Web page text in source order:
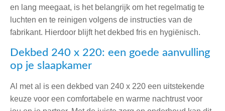
en lang meegaat, is het belangrijk om het regelmatig te
luchten en te reinigen volgens de instructies van de
fabrikant. Hierdoor blijft het dekbed fris en hygiënisch.
Dekbed 240 x 220: een goede aanvulling
op je slaapkamer
Al met al is een dekbed van 240 x 220 een uitstekende
keuze voor een comfortabele en warme nachtrust voor